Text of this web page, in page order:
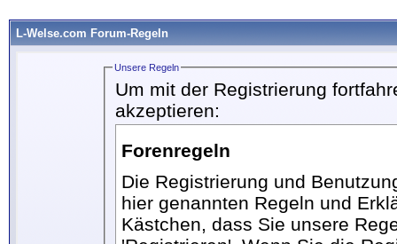
L-Welse.com Forum-Regeln
Unsere Regeln
Um mit der Registrierung
akzeptieren:
Forenregeln
Die Registrierung und
hier genannten Regeln und
Kästchen, dass Sie unsere